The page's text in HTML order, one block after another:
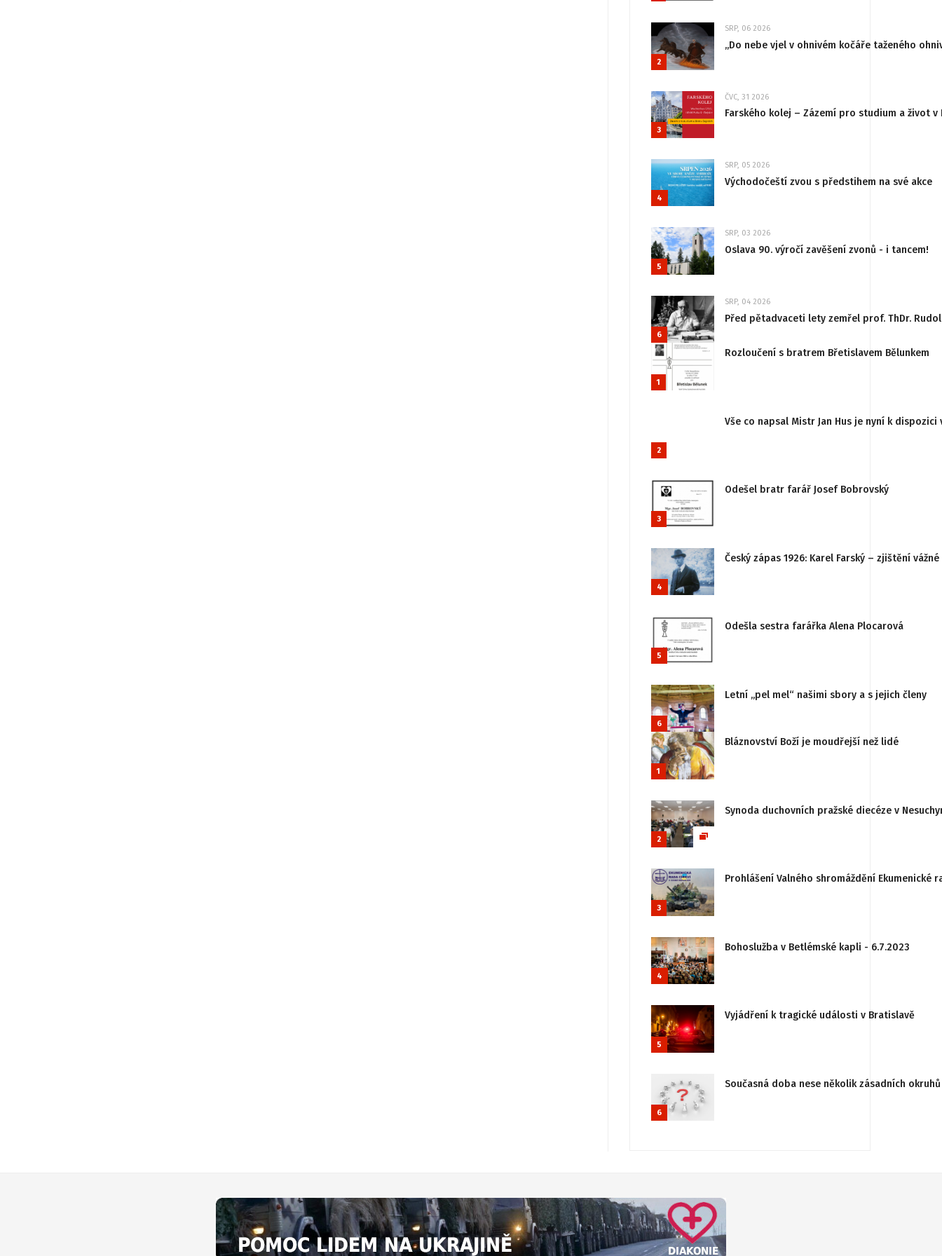
2
SRP, 06 2026
„Do nebe vjel v ohnivém kočáře taženého
3
ČVC, 31 2026
Farského kolej – Zázemí pro studium a život v
4
SRP, 05 2026
Východočeští zvou s předstihem na své akce
5
SRP, 03 2026
Oslava 90. výročí zavěšení zvonů - i tancem!
6
SRP, 04 2026
Před pětadvaceti lety zemřel prof. ThDr.
1
Rozloučení s bratrem Břetislavem Bělunkem
2
Vše co napsal Mistr Jan Hus je nyní k
3
Odešel bratr farář Josef Bobrovský
4
Český zápas 1926: Karel Farský – zjištění
5
Odešla sestra farářka Alena Plocarová
6
Letní „pel mel“ našimi sbory a s jejich členy
1
Bláznovství Boží je moudřejší než lidé
2
Synoda duchovních pražské diecéze v
3
Prohlášení Valného shromáždění
4
Bohoslužba v Betlémské kapli - 6.7.2023
5
Vyjádření k tragické události v Bratislavě
6
Současná doba nese několik zásadních